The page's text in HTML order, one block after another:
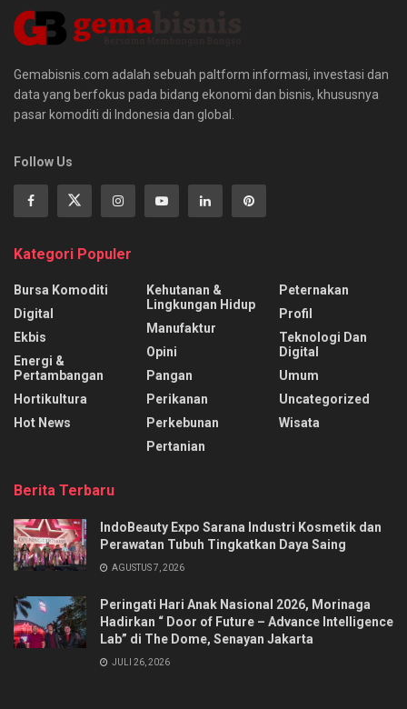
Gemabisnis.com adalah sebuah paltform informasi, investasi dan
data yang berfokus pada bidang ekonomi dan bisnis, khususnya
pasar komoditi di Indonesia dan global.
Follow Us
Kategori Populer
Bursa Komoditi
Digital
Ekbis
Energi &
Pertambangan
Hortikultura
Hot News
Kehutanan &
Lingkungan Hidup
Manufaktur
Opini
Pangan
Perikanan
Perkebunan
Pertanian
Peternakan
Profil
Teknologi Dan
Digital
Umum
Uncategorized
Wisata
Berita Terbaru
IndoBeauty Expo Sarana Industri Kosmetik dan
Perawatan Tubuh Tingkatkan Daya Saing
AGUSTUS 7, 2026
Peringati Hari Anak Nasional 2026, Morinaga
Hadirkan “ Door of Future – Advance Intelligence
Lab” di The Dome, Senayan Jakarta
JULI 26, 2026